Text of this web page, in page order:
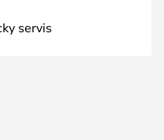
servis